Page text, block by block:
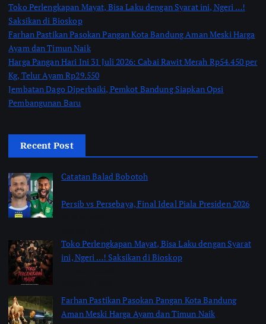
Toko Perlengkapan Mayat, Bisa Laku dengan Syarat ini, Ngeri …!
Saksikan di Bioskop
Farhan Pastikan Pasokan Pangan Kota Bandung Aman Meski Harga
Ayam dan Timun Naik
Harga Pangan Hari Ini 31 Juli 2026: Cabai Rawit Merah Rp54.450 per
Kg, Telur Ayam Rp29.550
Jembatan Dago Diperbaiki, Pemkot Bandung Siapkan Opsi
Pembangunan Baru
Recent Post
Catatan Balad Bobotoh
Persib vs Persebaya, Final Ideal Piala Presiden 2026
Toko Perlengkapan Mayat, Bisa Laku dengan Syarat
ini, Ngeri …! Saksikan di Bioskop
Farhan Pastikan Pasokan Pangan Kota Bandung
Aman Meski Harga Ayam dan Timun Naik